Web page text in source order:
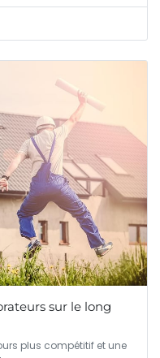
sur le long
plus compétitif et une